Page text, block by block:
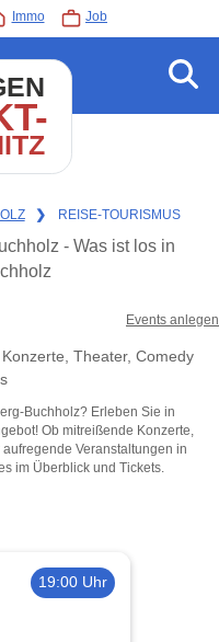
Immo Job
❯ REISE-TOURISMUS
- Was ist los in
Events anlegen
Theater, Comedy
Buchholz? Erleben Sie in
Ob mitreißende Konzerte,
Veranstaltungen in
im Überblick und Tickets.
19:00 Uhr